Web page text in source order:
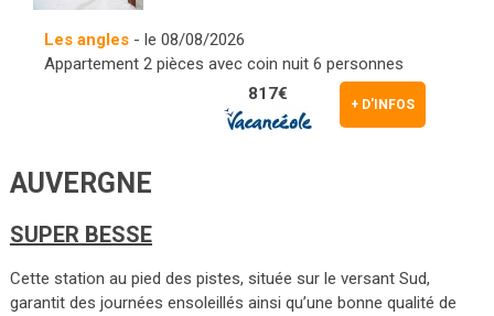
Les angles - le 08/08/2026
Appartement 2 pièces avec coin nuit 6 personnes
+ D'INFOS
817€
AUVERGNE
SUPER BESSE
Cette station au pied des pistes, située sur le versant Sud,
garantit des journées ensoleillés ainsi qu’une bonne qualité de